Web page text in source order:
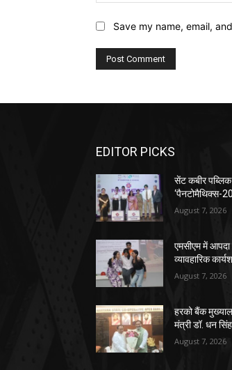
Save my name, email,
EDITOR PICKS
सेंट कबीर
‘पैनटोमैथिक्स-
August 7, 2026
एमसीएम में आपदा
व्यावहारिक
August 7, 2026
हरको बैंक
मंत्री डॉ. धन
August 7, 2026